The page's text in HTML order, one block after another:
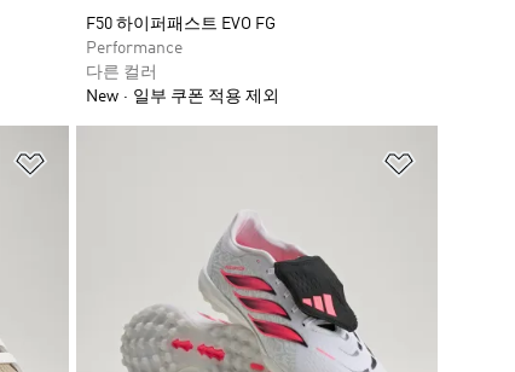
F50 하이퍼패스트 EVO FG
Performance
다른 컬러
New
일부 쿠폰 적용 제외